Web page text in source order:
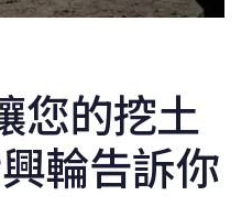
您的挖土
輪告訴你